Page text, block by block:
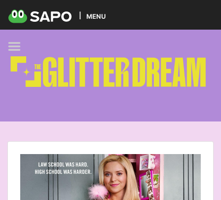
MENU
HOME
PODCAST
GLITTER BRANDS
KIDS
TREND
BEAUTY